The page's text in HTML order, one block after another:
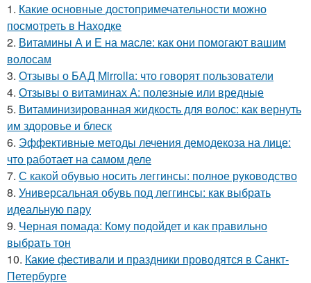
1. Какие основные достопримечательности можно
посмотреть в Находке
2. Витамины А и Е на масле: как они помогают вашим
волосам
3. Отзывы о БАД Mirrolla: что говорят пользователи
4. Отзывы о витаминах А: полезные или вредные
5. Витаминизированная жидкость для волос: как вернуть
им здоровье и блеск
6. Эффективные методы лечения демодекоза на лице:
что работает на самом деле
7. С какой обувью носить леггинсы: полное руководство
8. Универсальная обувь под леггинсы: как выбрать
идеальную пару
9. Черная помада: Кому подойдет и как правильно
выбрать тон
10. Какие фестивали и праздники проводятся в Санкт-
Петербурге